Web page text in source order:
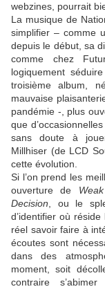
webzines, pourrait
La musique de
simplifier – comme
depuis le début, sa
comme chez
logiquement
troisième album,
mauvaise
pandémie -, plus
que
sans doute à
Millhiser (de LCD
cette évolution.
Si l’on prend les
ouverture de
Decision , ou le
d’identifier où
réel savoir faire à
écoutes sont
dans des
moment, soit
contraire